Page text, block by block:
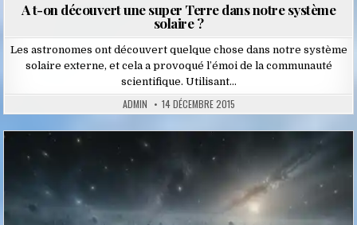
A t-on découvert une super Terre dans notre système
solaire ?
Les astronomes ont découvert quelque chose dans notre système
solaire externe, et cela a provoqué l’émoi de la communauté
scientifique. Utilisant…
ADMIN 14 DÉCEMBRE 2015
in